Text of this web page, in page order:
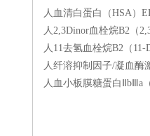
人血清白蛋白（HSA）
人2,3Dinor血栓烷B2（
人11去氢血栓烷B2（
人纤溶抑制因子/凝血酶
人血小板膜糖蛋白ⅡbⅢa